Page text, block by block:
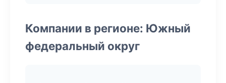
Компании в регионе: Южный
федеральный округ